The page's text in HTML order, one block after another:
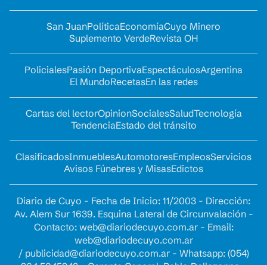
San JuanPolíticaEconomíaCuyo Minero
Suplemento VerdeRevista OH
PolicialesPasión DeportivaEspectáculosArgentina
El MundoRecetasEn las redes
Cartas del lectorOpinionSocialesSaludTecnología
TendenciaEstado del tránsito
ClasificadosInmueblesAutomotoresEmpleosServicios
Avisos Fúnebres y MisasEdictos
Diario de Cuyo - Fecha de Inicio: 11/2003 - Dirección:
Av. Alem Sur 1639. Esquina Lateral de Circunvalación -
Contacto: web@diariodecuyo.com.ar- Email:
web@diariodecuyo.com.ar
/ publicidad@diariodecuyo.com.ar- Whatsapp: (054)